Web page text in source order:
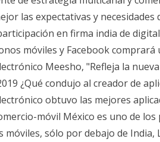
las expectativas y
en firma india de
móviles y Facebook
Meesho, "Refleja la
¿Qué condujo al creador de
obtuvo las mejores
móvil México es uno de
móviles, sólo por debajo de